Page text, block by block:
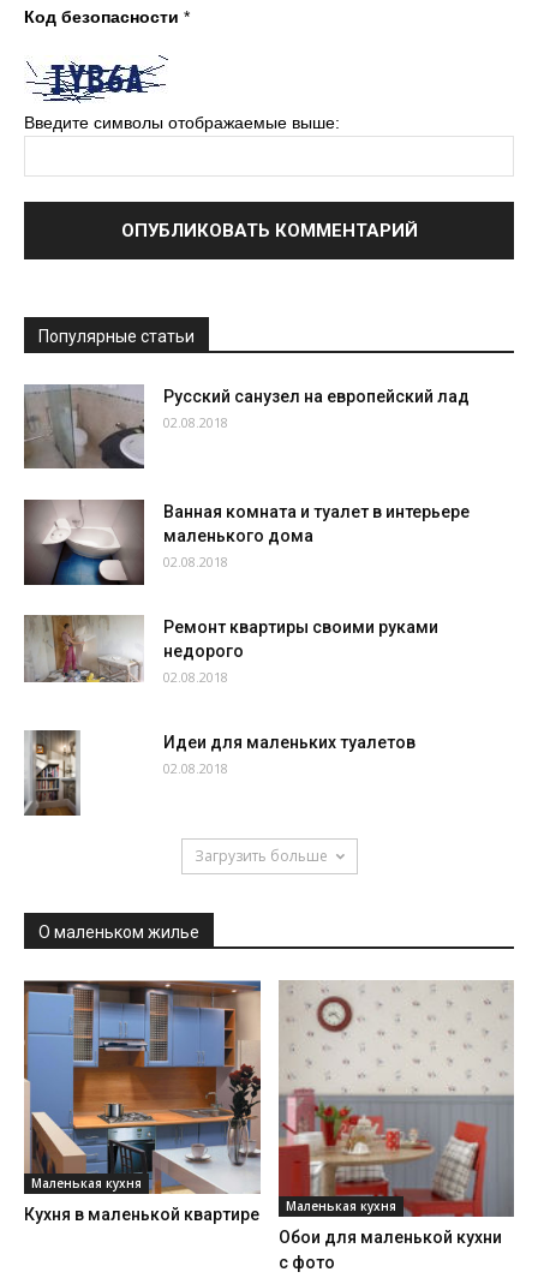
Код безопасности *
Введите символы отображаемые выше:
Популярные статьи
Русский санузел на европейский лад
02.08.2018
Ванная комната и туалет в интерьере
маленького дома
02.08.2018
Ремонт квартиры своими руками
недорого
02.08.2018
Идеи для маленьких туалетов
02.08.2018
Загрузить больше
О маленьком жилье
Маленькая кухня
Кухня в маленькой квартире Маленькая кухня
Обои для маленькой кухни
с фото